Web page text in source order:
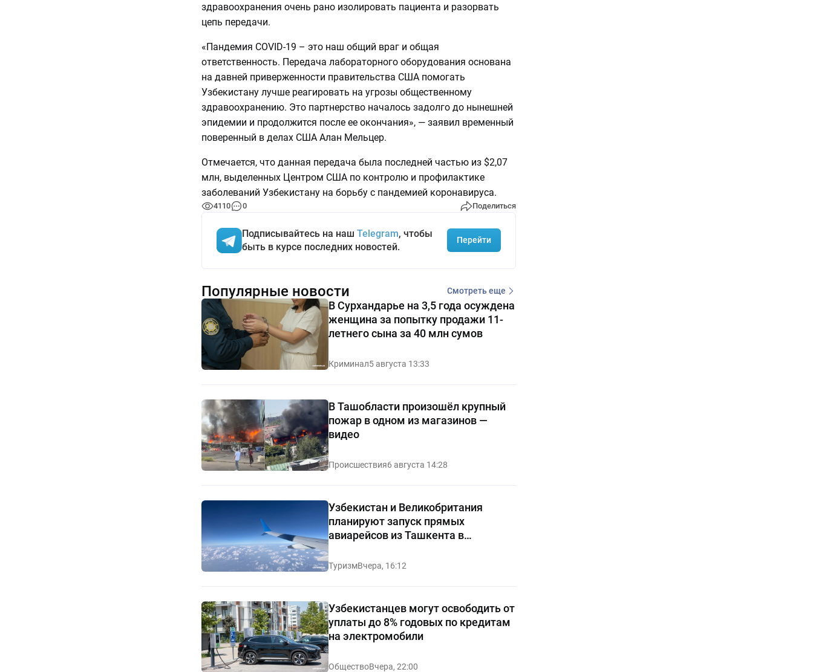
здравоохранения очень рано изолировать пациента и разорвать
цепь передачи.
«Пандемия COVID-19 – это наш общий враг и общая
ответственность. Передача лабораторного оборудования основана
на давней приверженности правительства США помогать
Узбекистану лучше реагировать на угрозы общественному
здравоохранению. Это партнерство началось задолго до нынешней
эпидемии и продолжится после ее окончания», — заявил временный
поверенный в делах США Алан Мельцер.
Отмечается, что данная передача была последней частью из $2,07
млн, выделенных Центром США по контролю и профилактике
заболеваний Узбекистану на борьбу с пандемией коронавируса.
4110 0 Поделиться
Подписывайтесь на наш Telegram, чтобы
быть в курсе последних новостей.
Перейти
Популярные новости Смотреть еще
В Сурхандарье на 3,5 года осуждена
женщина за попытку продажи 11-
летнего сына за 40 млн сумов
Криминал5 августа 13:33
В Ташобласти произошёл крупный
пожар в одном из магазинов —
видео
Происшествия6 августа 14:28
Узбекистан и Великобритания
планируют запуск прямых
авиарейсов из Ташкента в
Манчестер
ТуризмВчера, 16:12
Узбекистанцев могут освободить от
уплаты до 8% годовых по кредитам
на электромобили
ОбществоВчера, 22:00